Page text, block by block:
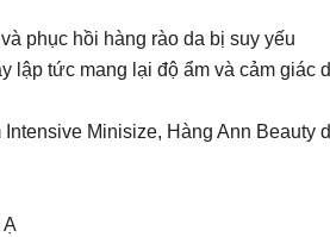
phục hồi hàng rào da bị suy yếu
lập tức mang lại độ ẩm và cảm giác
Minisize, Hàng Ann Beauty